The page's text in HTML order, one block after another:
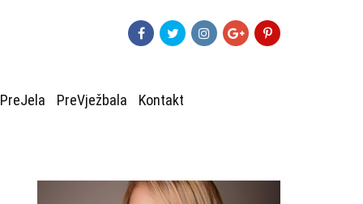
PreJela PreVježbala Kontakt